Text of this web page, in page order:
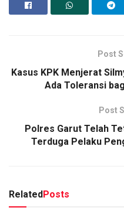
Post
Kasus KPK Menjerat
Ada Toleransi
Post
Polres Garut Telah
Terduga Pelaku
Related Posts